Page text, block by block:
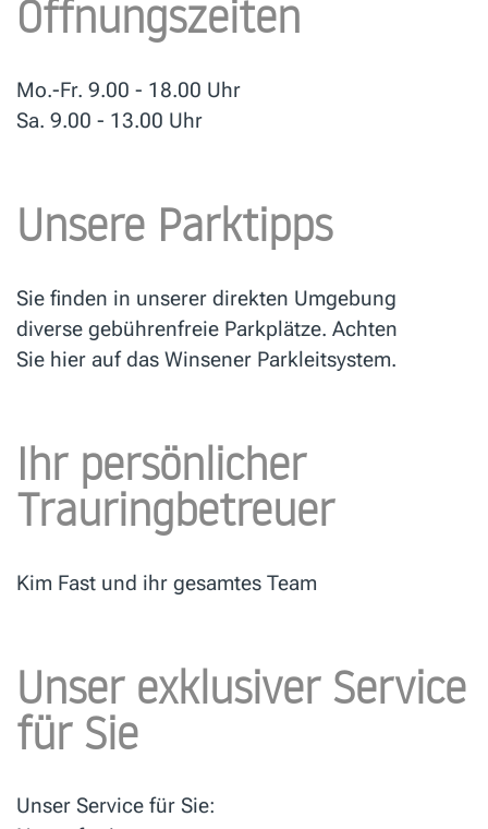
Öffnungszeiten
Mo.-Fr. 9.00 - 18.00 Uhr
Sa. 9.00 - 13.00 Uhr
Unsere Parktipps
Sie finden in unserer direkten Umgebung
diverse gebührenfreie Parkplätze. Achten
Sie hier auf das Winsener Parkleitsystem.
Ihr persönlicher
Trauringbetreuer
Kim Fast und ihr gesamtes Team
Unser exklusiver Service
für Sie
Unser Service für Sie: